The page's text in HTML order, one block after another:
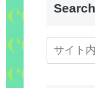
Search